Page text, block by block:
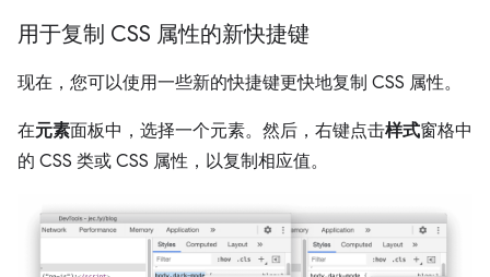
用于复制 CSS 属性的新快捷键
现在，您可以使用一些新的快捷键更快地复制 CSS 属性。
在元素面板中，选择一个元素。然后，右键点击样式窗格中
的 CSS 类或 CSS 属性，以复制相应值。